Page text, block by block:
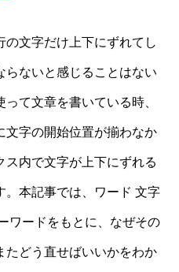
文字だけ上下にずれてし
らないと感じることはない
て文章を書いている時、
文字の開始位置が揃わなか
ス内で文字が上下にずれる
。本記事では、ワード 文字
ワードをもとに、なぜその
たどう直せばいいかをわか